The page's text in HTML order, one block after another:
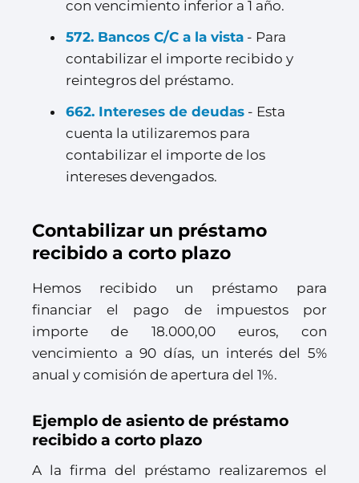
con vencimiento inferior a 1 año.
572. Bancos C/C a la vista - Para
contabilizar el importe recibido y
reintegros del préstamo.
662. Intereses de deudas - Esta
cuenta la utilizaremos para
contabilizar el importe de los
intereses devengados.
Contabilizar un préstamo
recibido a corto plazo
Hemos recibido un préstamo para
financiar el pago de impuestos por
importe de 18.000,00 euros, con
vencimiento a 90 días, un interés del 5%
anual y comisión de apertura del 1%.
Ejemplo de asiento de préstamo
recibido a corto plazo
A la firma del préstamo realizaremos el